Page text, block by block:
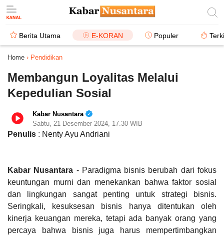
Berita Utama E-KORAN Populer
Home › Pendidikan
Membangun Loyalitas Melalui
Kepedulian Sosial
Kabar Nusantara
Sabtu, 21 Desember 2024, 17.30 WIB
Penulis : Nenty Ayu Andriani
Kabar Nusantara - Paradigma bisnis berubah dari fokus
keuntungan murni dan menekankan bahwa faktor sosial
dan lingkungan sangat penting untuk strategi bisnis.
Seringkali, kesuksesan bisnis hanya ditentukan oleh
kinerja keuangan mereka, tetapi ada banyak orang yang
percaya bahwa bisnis juga harus mempertimbangkan